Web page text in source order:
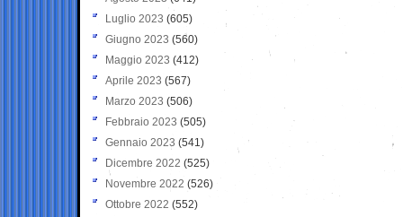
Luglio 2023 (605)
Giugno 2023 (560)
Maggio 2023 (412)
Aprile 2023 (567)
Marzo 2023 (506)
Febbraio 2023 (505)
Gennaio 2023 (541)
Dicembre 2022 (525)
Novembre 2022 (526)
Ottobre 2022 (552)